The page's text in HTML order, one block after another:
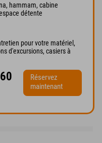
hammam, cabine
détente
pour votre matériel,
d'excursions, casiers à
Réservez
maintenant